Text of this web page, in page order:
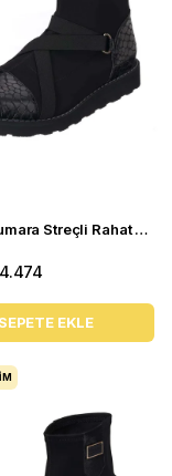
Büyük Numara Streçli Rahat Kadın Bot ND1204 siyah
SEPETE EKLE